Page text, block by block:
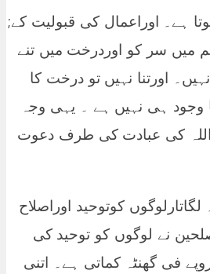
;ایمان پر خاتمے کے لیے وظیفہ۔ یہ وہ بنیاد ہے جس پر دین قائم ہوتا ہے۔ اوراعمال کی قبولیت کے
میں سر کو اوردرخت میں تنے
اورتنا نہیں تو درخت کا
وجود ہی نہیں ہے ۔ یہی وجہ
اللہ کی عبادت کی طرف دعوت
کوتوحید اوراصلاح
نے لوگوں کو توحید کی
عقیدہ کی دعوت دی ۔ “وہ 1 لاکھ 34 ہزار روپے فی گھنٹہ کماتی ہے۔ اتنی